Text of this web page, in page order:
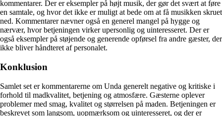
kommentarer. Der er eksempler på højt musik, der gør det svært at føre
en samtale, og hvor det ikke er muligt at bede om at få musikken skruet
ned. Kommentarer nævner også en generel mangel på hygge og
nærvær, hvor betjeningen virker upersonlig og uinteresseret. Der er
også eksempler på støjende og generende opførsel fra andre gæster, der
ikke bliver håndteret af personalet.
Konklusion
Samlet set er kommentarerne om Unda generelt negative og kritiske i
forhold til madkvalitet, betjening og atmosfære. Gæsterne oplever
problemer med smag, kvalitet og størrelsen på maden. Betjeningen er
beskrevet som langsom, uopmærksom og uinteresseret, og der er